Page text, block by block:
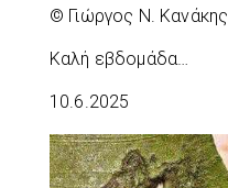
© Γιώργος Ν. Κανάκης
Καλή εβδομάδα…
10.6.2025